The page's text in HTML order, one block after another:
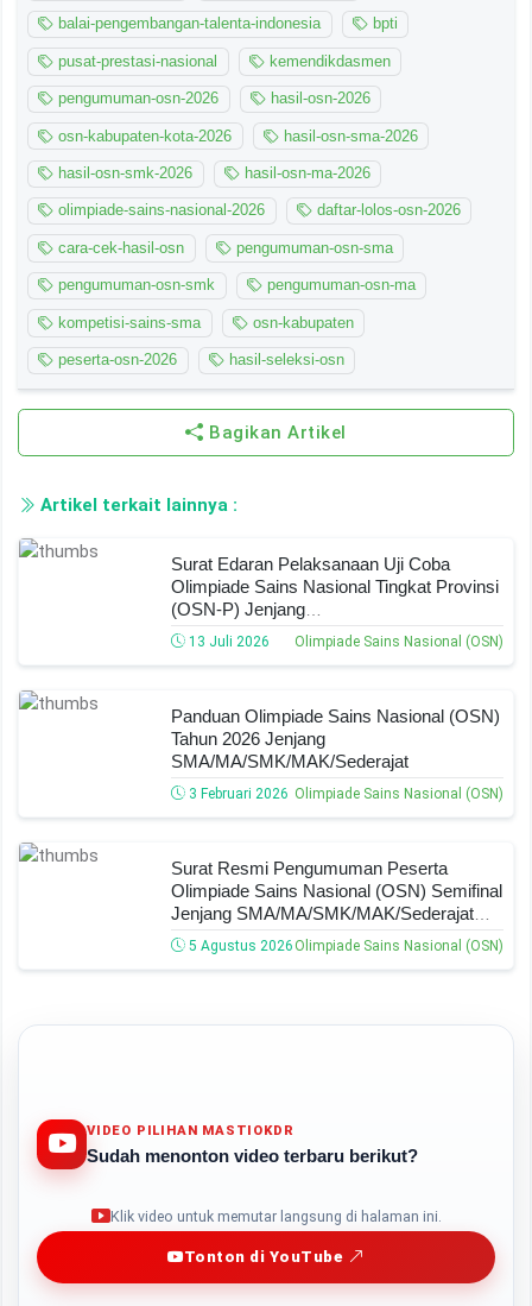
balai-pengembangan-talenta-indonesia bpti
pusat-prestasi-nasional kemendikdasmen
pengumuman-osn-2026 hasil-osn-2026
osn-kabupaten-kota-2026 hasil-osn-sma-2026
hasil-osn-smk-2026 hasil-osn-ma-2026
olimpiade-sains-nasional-2026 daftar-lolos-osn-2026
cara-cek-hasil-osn pengumuman-osn-sma
pengumuman-osn-smk pengumuman-osn-ma
kompetisi-sains-sma osn-kabupaten
peserta-osn-2026 hasil-seleksi-osn
Bagikan Artikel
Artikel terkait lainnya :
Surat Edaran Pelaksanaan Uji Coba
Olimpiade Sains Nasional Tingkat Provinsi
(OSN-P) Jenjang
SMA/SMK/MA/MAK/Sederajat Tahun
2026, Lengkap Jadwal, Ketentuan, Dan
13 Juli 2026 Olimpiade Sains Nasional (OSN)
Panduan Olimpiade Sains Nasional (OSN)
Tahun 2026 Jenjang
SMA/MA/SMK/MAK/Sederajat
3 Februari 2026 Olimpiade Sains Nasional (OSN)
Surat Resmi Pengumuman Peserta
Olimpiade Sains Nasional (OSN) Semifinal
Jenjang SMA/MA/SMK/MAK/Sederajat
Tahun 2026, Cek Daftar Nama Lolos,
Bidang Lomba, Dan Jadwal Selanjutnya!
5 Agustus 2026 Olimpiade Sains Nasional (OSN)
VIDEO PILIHAN MASTIOKDR
Sudah menonton video terbaru berikut?
Klik video untuk memutar langsung di halaman ini.
Tonton di YouTube